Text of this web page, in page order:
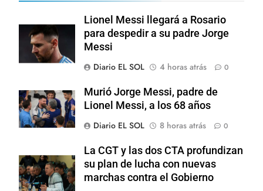
Lionel Messi llegará a Rosario
para despedir a su padre Jorge
Messi
Diario EL SOL
4 horas atrás 0
Murió Jorge Messi, padre de
Lionel Messi, a los 68 años
Diario EL SOL
8 horas atrás 0
La CGT y las dos CTA profundizan
su plan de lucha con nuevas
marchas contra el Gobierno